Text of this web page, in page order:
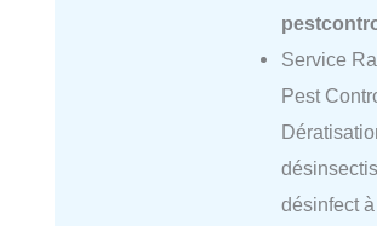
Service
Pest
désinfect à